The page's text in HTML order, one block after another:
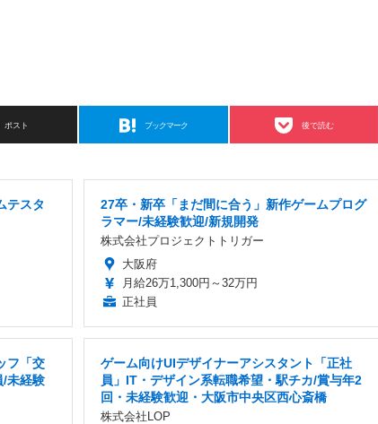
ポスト ブックマーク 後で読む
テスタ
27卒・新卒「まだ間に合う」新作ゲームプログ
ラマー/未経験歓迎/新規開発
株式会社プロジェクトトリガー
大阪府
月給26万1,300円～32万円
正社員
フ「交
/未経験
ゲーム向けUIデザイナーアシスタント「正社
員」IT・デザイン系転職希望・駅チカ/賞与年2
回・未経験歓迎・大阪市中央区西心斎橋
株式会社LOP